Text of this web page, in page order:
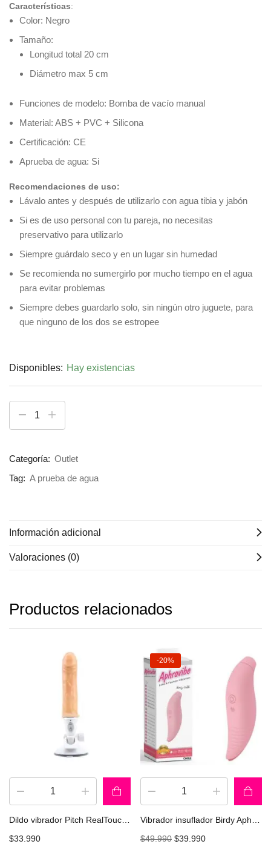
Características:
Color: Negro
Tamaño:
Longitud total 20 cm
Diámetro max 5 cm
Funciones de modelo: Bomba de vacío manual
Material: ABS + PVC + Silicona
Certificación: CE
Aprueba de agua: Si
Recomendaciones de uso:
Lávalo antes y después de utilizarlo con agua tibia y jabón
Si es de uso personal con tu pareja, no necesitas
preservativo para utilizarlo
Siempre guárdalo seco y en un lugar sin humedad
Se recomienda no sumergirlo por mucho tiempo en el agua
para evitar problemas
Siempre debes guardarlo solo, sin ningún otro juguete, para
que ninguno de los dos se estropee
Disponibles: Hay existencias
Categoría: Outlet
Tag: A prueba de agua
Información adicional
Valoraciones (0)
Productos relacionados
Dildo vibrador Pitch RealTouchXXX CHISA CN-101897460
$33.990
-20%
Vibrador insuflador Birdy Aphrovibe CHISA CN-594335286
$49.990 $39.990